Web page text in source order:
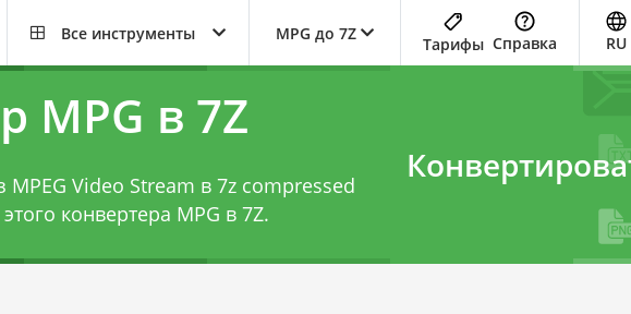
Все инструменты MPG до 7Z
Тарифы Справка RU
MPG в 7Z
MPEG Video Stream в 7z compressed
конвертера MPG в 7Z.